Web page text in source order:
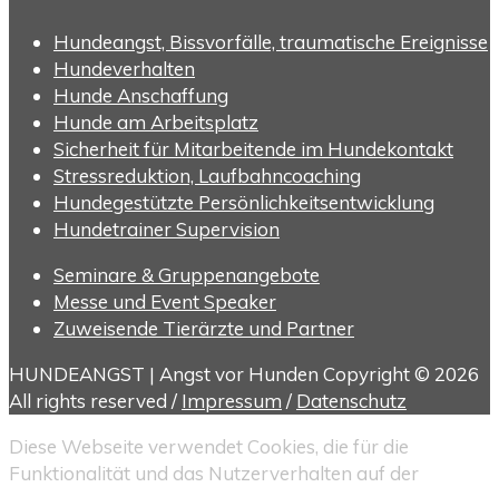
Hundeangst, Bissvorfälle, traumatische Ereignisse
Hundeverhalten
Hunde Anschaffung
Hunde am Arbeitsplatz
Sicherheit für Mitarbeitende im Hundekontakt
Stressreduktion, Laufbahncoaching
Hundegestützte Persönlichkeitsentwicklung
Hundetrainer Supervision
Seminare & Gruppenangebote
Messe und Event Speaker
Zuweisende Tierärzte und Partner
HUNDEANGST | Angst vor Hunden Copyright © 2026
All rights reserved / Impressum / Datenschutz
Diese Webseite verwendet Cookies, die für die
Funktionalität und das Nutzerverhalten auf der